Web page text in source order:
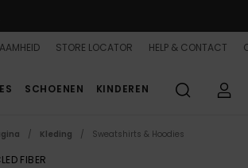
STORE LOCATOR HELP & CONTACT
SCHOENEN KINDEREN
Kleding Sweatshirts & Hoodies
FIBER